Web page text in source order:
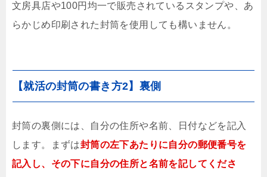
文房具店や100円均一で販売されているスタンプや、あ
らかじめ印刷された封筒を使用しても構いません。
【就活の封筒の書き方2】裏側
封筒の裏側には、自分の住所や名前、日付などを記入
します。まずは封筒の左下あたりに自分の郵便番号を
記入し、その下に自分の住所と名前を記してくださ